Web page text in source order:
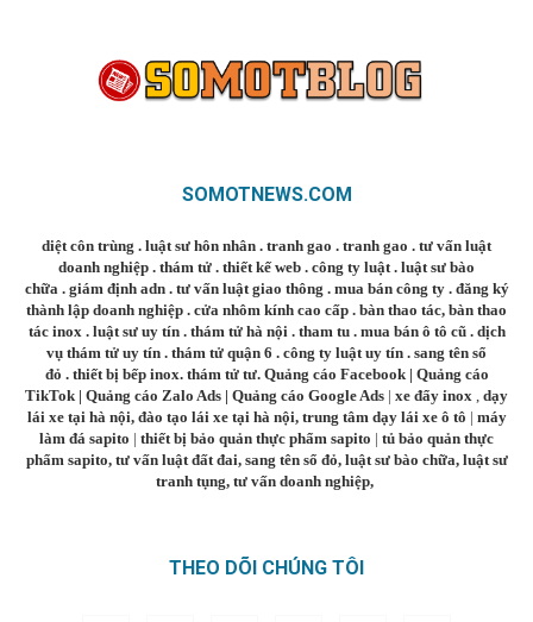
SOMOTNEWS.COM
diệt côn trùng . luật sư hôn nhân . tranh gao . tranh gao . tư vấn luật
doanh nghiệp . thám tử . thiết kế web . công ty luật. luật sư bào
chữa. giám định adn. tư vấn luật giao thông . mua bán công ty. đăng ký
thành lập doanh nghiệp . cửa nhôm kính cao cấp . bàn thao tác, bàn thao
tác inox. luật sư uy tín. thám tử hà nội. tham tu. mua bán ô tô cũ. dịch
vụ thám tử uy tín . thám tử quận 6 . công ty luật uy tín . sang tên sổ
đỏ . thiết bị bếp inox. thám tử tư. Quảng cáo Facebook| Quảng cáo
TikTok | Quảng cáo Zalo Ads | Quảng cáo Google Ads | xe đẩy inox , dạy
lái xe tại hà nội, đào tạo lái xe tại hà nội, trung tâm dạy lái xe ô tô | máy
làm đá sapito | thiết bị bảo quản thực phẩm sapito | tủ bảo quản thực
phẩm sapito, tư vấn luật đất đai, sang tên sổ đỏ, luật sư bào chữa, luật sư
tranh tụng, tư vấn doanh nghiệp,
THEO DÕI CHÚNG TÔI